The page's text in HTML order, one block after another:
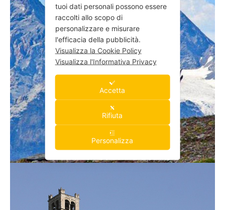
tuoi dati personali possono essere
raccolti allo scopo di
personalizzare e misurare
l'efficacia della pubblicità.
Visualizza la Cookie Policy
Visualizza l'Informativa Privacy
Accetta
Rifiuta
Personalizza